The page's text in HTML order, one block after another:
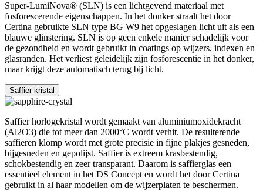
Super-LumiNova® (SLN) is een lichtgevend materiaal met
fosforescerende eigenschappen. In het donker straalt het door
Certina gebruikte SLN type BG W9 het opgeslagen licht uit als een
blauwe glinstering. SLN is op geen enkele manier schadelijk voor
de gezondheid en wordt gebruikt in coatings op wijzers, indexen en
glasranden. Het verliest geleidelijk zijn fosforescentie in het donker,
maar krijgt deze automatisch terug bij licht.
Saffier kristal
Saffier horlogekristal wordt gemaakt van aluminiumoxidekracht
(Al2O3) die tot meer dan 2000°C wordt verhit. De resulterende
saffieren klomp wordt met grote precisie in fijne plakjes gesneden,
bijgesneden en gepolijst. Saffier is extreem krasbestendig,
schokbestendig en zeer transparant. Daarom is saffierglas een
essentieel element in het DS Concept en wordt het door Certina
gebruikt in al haar modellen om de wijzerplaten te beschermen.